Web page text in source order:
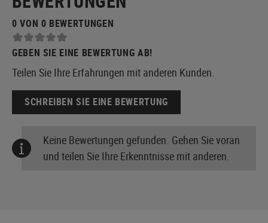
0 VON 0 BEWERTUNGEN
GEBEN SIE EINE BEWERTUNG AB!
Teilen Sie Ihre Erfahrungen mit anderen Kunden.
SCHREIBEN SIE EINE BEWERTUNG
Keine Bewertungen gefunden. Gehen Sie voran
und teilen Sie Ihre Erkenntnisse mit anderen.